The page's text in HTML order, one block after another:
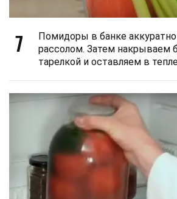
7
Помидоры в банке
рассолом. Затем накрываем
тарелкой и оставляем в